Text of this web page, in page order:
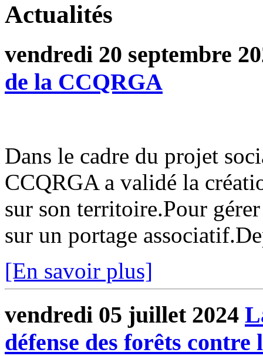
Actualités
vendredi 20 septembre
de la CCQRGA
Dans le cadre du projet
CCQRGA a validé la
sur son territoire.Pour
sur un portage
[En savoir plus]
vendredi 05 juillet 2024
défense des forêts contre